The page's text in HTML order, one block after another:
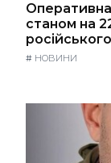
станом на
# НОВИНИ